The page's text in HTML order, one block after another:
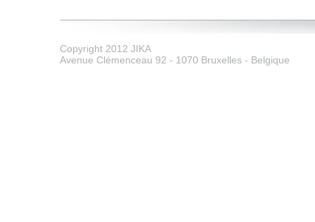
Copyright 2012 JIKA
Avenue Clémenceau 92 - 1070 Bruxelles - Belgique